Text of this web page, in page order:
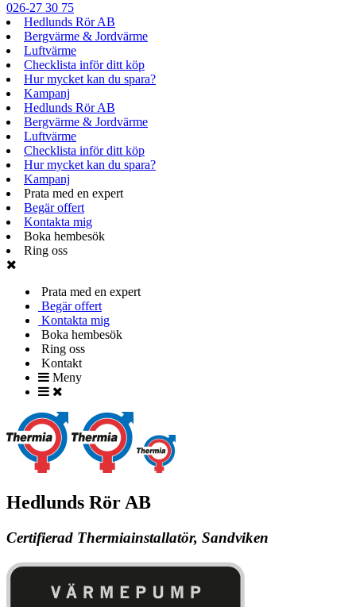
026-27 30 75
Hedlunds Rör AB
Bergvärme & Jordvärme
Luftvärme
Checklista inför ditt köp
Hur mycket kan du spara?
Kampanj
Hedlunds Rör AB
Bergvärme & Jordvärme
Luftvärme
Checklista inför ditt köp
Hur mycket kan du spara?
Kampanj
Prata med en expert
Begär offert
Kontakta mig
Boka hembesök
Ring oss
Prata med en expert
Begär offert
Kontakta mig
Boka hembesök
Ring oss
Kontakt
Meny
Hedlunds Rör AB
Certifierad Thermiainstallatör, Sandviken